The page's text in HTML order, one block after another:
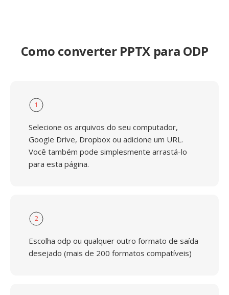
Como converter PPTX para ODP
1
Selecione os arquivos do seu computador,
Google Drive, Dropbox ou adicione um URL.
Você também pode simplesmente arrastá-lo
para esta página.
2
Escolha odp ou qualquer outro formato de saída
desejado (mais de 200 formatos compatíveis)